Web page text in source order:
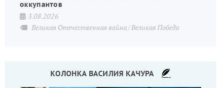
оккупантов
3.08.2026
Великая Отечественная война Великая Победа
КОЛОНКА ВАСИЛИЯ КАЧУРА